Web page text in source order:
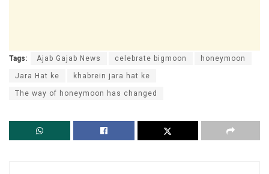
Tags: Ajab Gajab News celebrate bigmoon honeymoon
Jara Hat ke khabrein jara hat ke
The way of honeymoon has changed